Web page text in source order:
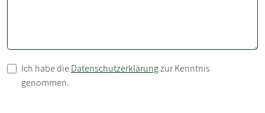
Ich habe dieDatenschutzerklärungzur Kenntnis
genommen.